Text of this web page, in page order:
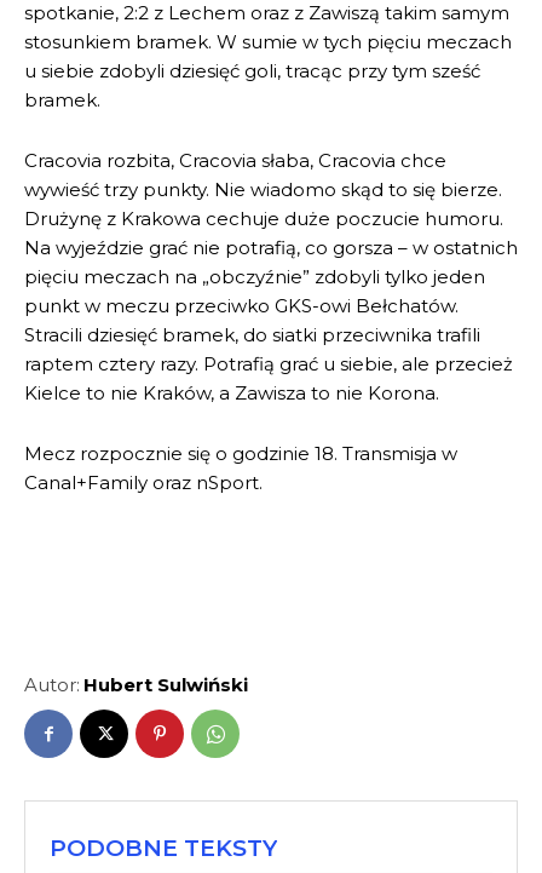
spotkanie, 2:2 z Lechem oraz z Zawiszą takim samym
stosunkiem bramek. W sumie w tych pięciu meczach
u siebie zdobyli dziesięć goli, tracąc przy tym sześć
bramek.
Cracovia rozbita, Cracovia słaba, Cracovia chce
wywieść trzy punkty. Nie wiadomo skąd to się bierze.
Drużynę z Krakowa cechuje duże poczucie humoru.
Na wyjeździe grać nie potrafią, co gorsza – w ostatnich
pięciu meczach na „obczyźnie” zdobyli tylko jeden
punkt w meczu przeciwko GKS-owi Bełchatów.
Stracili dziesięć bramek, do siatki przeciwnika trafili
raptem cztery razy. Potrafią grać u siebie, ale przecież
Kielce to nie Kraków, a Zawisza to nie Korona.
Mecz rozpocznie się o godzinie 18. Transmisja w
Canal+Family oraz nSport.
Autor: Hubert Sulwiński
PODOBNE TEKSTY